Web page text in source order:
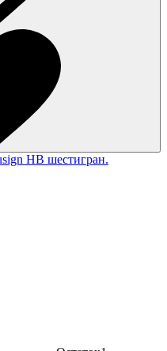
HB шестигран.